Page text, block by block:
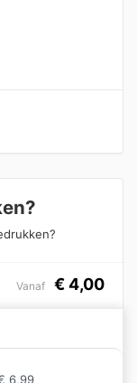
Vanaf €4,00
6,99